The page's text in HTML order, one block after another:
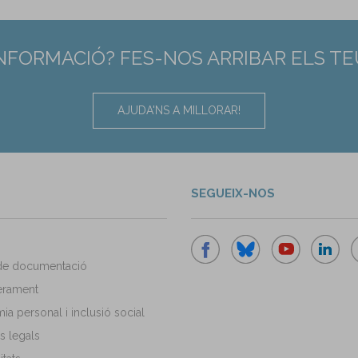
FES-NOS ARRIBAR ELS
AJUDA'NS A MILLORAR!
documentació
personal i inclusió social
legals
SEGUEIX-NOS